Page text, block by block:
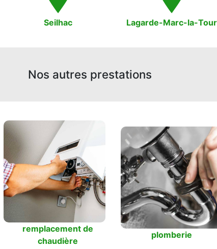
Seilhac Lagarde-Marc-la-Tour
Nos autres prestations
remplacement de
chaudière
plomberie